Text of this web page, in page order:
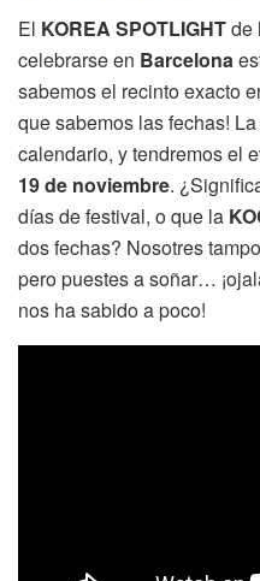
El KOREA SPOTLIGHTde
celebrarse en Barcelona
sabemos el recinto exacto
que sabemos las fechas!
calendario, y tendremos el
19 de noviembre.
días de festival, o que la
dos fechas? Nosotres
pero puestes a soñar…
nos ha sabido a poco!